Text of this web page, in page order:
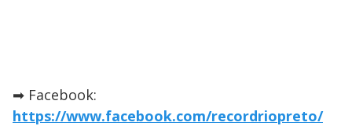
➡ Facebook:
https://www.facebook.com/recordriopreto/